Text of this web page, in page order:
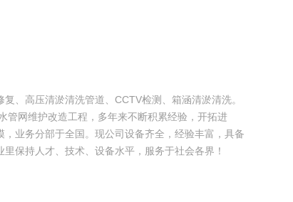
、高压清淤清洗管道、CCTV检测、箱涵清淤清洗。
管网维护改造工程，多年来不断积累经验，开拓进
业务分部于全国。现公司设备齐全，经验丰富，具备
保持人才、技术、设备水平，服务于社会各界！